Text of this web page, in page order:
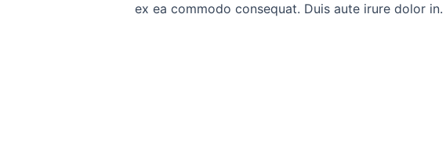
ex ea commodo consequat. Duis aute irure dolor in.